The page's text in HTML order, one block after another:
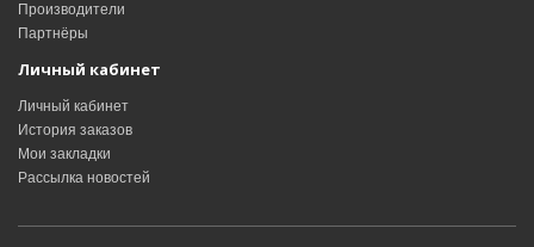
Производители
Партнёры
Личный кабинет
Личный кабинет
История заказов
Мои закладки
Рассылка новостей